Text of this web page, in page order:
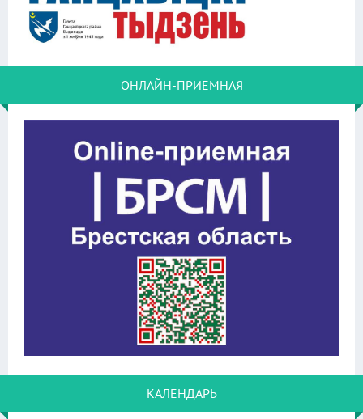
ОНЛАЙН-ПРИЕМНАЯ
КАЛЕНДАРЬ